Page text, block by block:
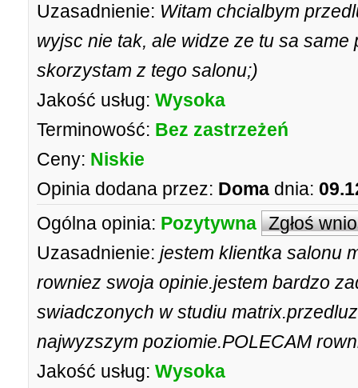
Uzasadnienie: Witam chcialbym
wyjsc nie tak, ale widze ze tu sa
skorzystam z tego salonu;)
Jakość usług: Wysoka
Terminowość: Bez zastrzeżeń
Ceny: Niskie
Opinia dodana przez: Doma dnia:
Ogólna opinia: Pozytywna Zgłoś
Uzasadnienie: jestem klientka salonu
rowniez swoja opinie.jestem bardzo
swiadczonych w studiu
najwyzszym poziomie.POLECAM
Jakość usług: Wysoka